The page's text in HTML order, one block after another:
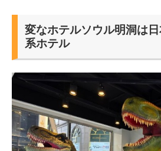
変なホテルソウル明洞は
系ホテル